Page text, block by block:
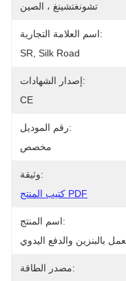
تشونغتشينغ ، الصين
اسم العلامة التجارية:
SR, Silk Road
إصدار الشهادات:
CE
رقم الموديل:
مخصص
وثيقة:
كتيب المنتج PDF
اسم المنتج:
بالبنزين والدفع اليدوي
مصدر الطاقة: